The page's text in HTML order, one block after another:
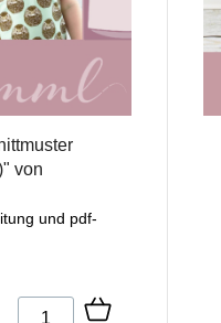
von
und pdf-